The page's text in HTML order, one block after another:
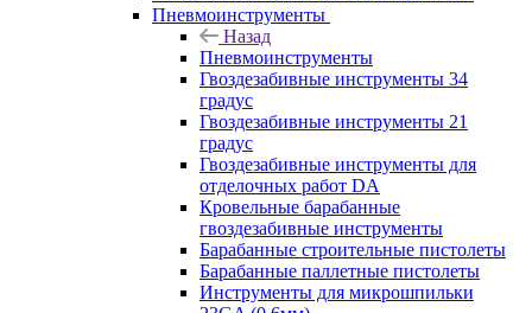
Пневмоинструменты
Назад
Пневмоинструменты
Гвоздезабивные инструменты 34
градус
Гвоздезабивные инструменты 21
градус
Гвоздезабивные инструменты для
отделочных работ DA
Кровельные барабанные
гвоздезабивные инструменты
Барабанные строительные пистолеты
Барабанные паллетные пистолеты
Инструменты для микрошпильки